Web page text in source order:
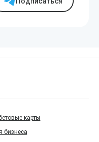
карты
бизнеса